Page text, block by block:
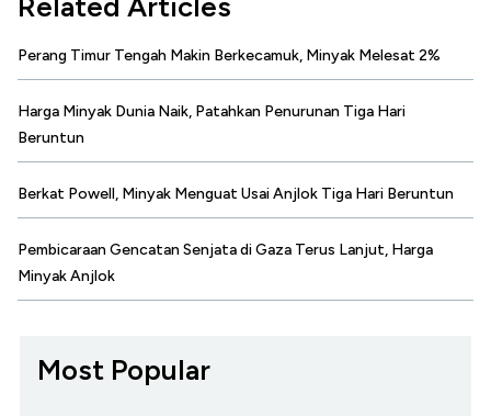
Perang Timur Tengah Makin Berkecamuk, Minyak Melesat 2%
Harga Minyak Dunia Naik, Patahkan Penurunan Tiga Hari
Beruntun
Berkat Powell, Minyak Menguat Usai Anjlok Tiga Hari Beruntun
Pembicaraan Gencatan Senjata di Gaza Terus Lanjut, Harga
Minyak Anjlok
Most Popular